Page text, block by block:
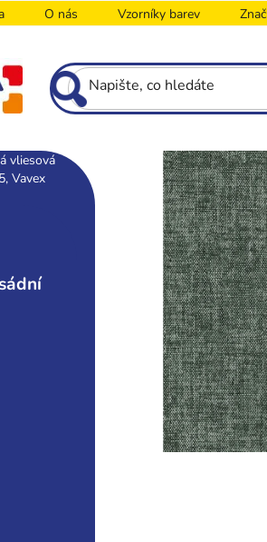
O nás Vzorníky barev
vliesová
Vavex